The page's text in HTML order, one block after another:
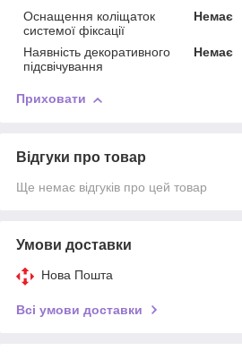
Оснащення коліщаток
системої фіксації
Немає
Наявність декоративного
підсвічування
Немає
Приховати
Відгуки про товар
Ще немає відгуків про цей товар
Умови доставки
Нова Пошта
Всі умови доставки